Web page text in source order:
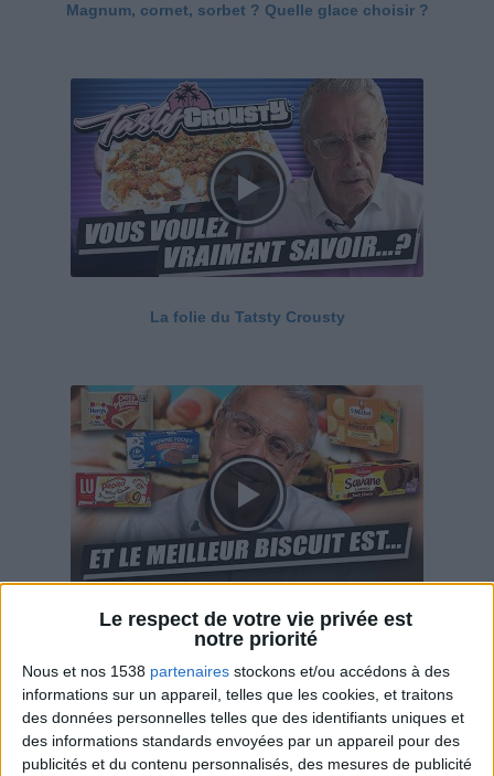
Le respect de votre vie privée est
notre priorité
Nous et nos 1538 partenaires stockons et/ou accédons à des
informations sur un appareil, telles que les cookies, et traitons
des données personnelles telles que des identifiants uniques et
des informations standards envoyées par un appareil pour des
publicités et du contenu personnalisés, des mesures de publicité
Magnum, cornet, sorbet ? Quelle glace choisir ?
La folie du Tatsty Crousty
Savane, LU, Pepito, Harrys... Que valent vraiment
ces gâteaux ?
Webinaires en direct Voir tout